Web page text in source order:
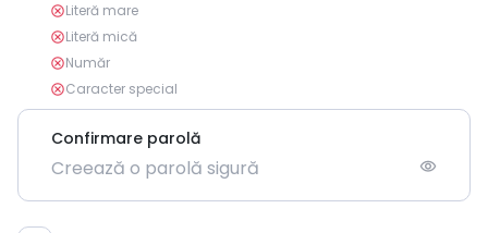
cancelLiteră mare
cancelLiteră mică
cancelNumăr
cancelCaracter special
Confirmare parolă
visibility